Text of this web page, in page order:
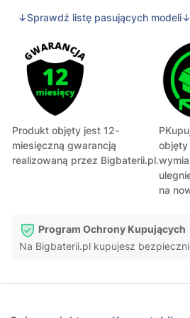
↓Sprawdź listę pasujących modeli↓
Produkt objęty jest 12-
miesięczną gwarancją
realizowaną przez Bigbaterii.pl.
objęty
na
Program Ochrony Kupujących
Na Bigbaterii.pl kupujesz